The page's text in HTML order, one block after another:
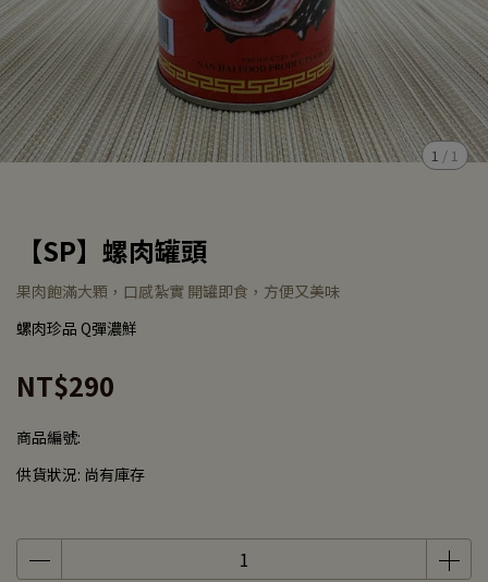
1 / 1
【SP】螺肉罐頭
果肉飽滿大顆，口感紮實 開罐即食，方便又美味
螺肉珍品 Q彈濃鮮
NT$290
商品編號:
供貨狀況: 尚有庫存